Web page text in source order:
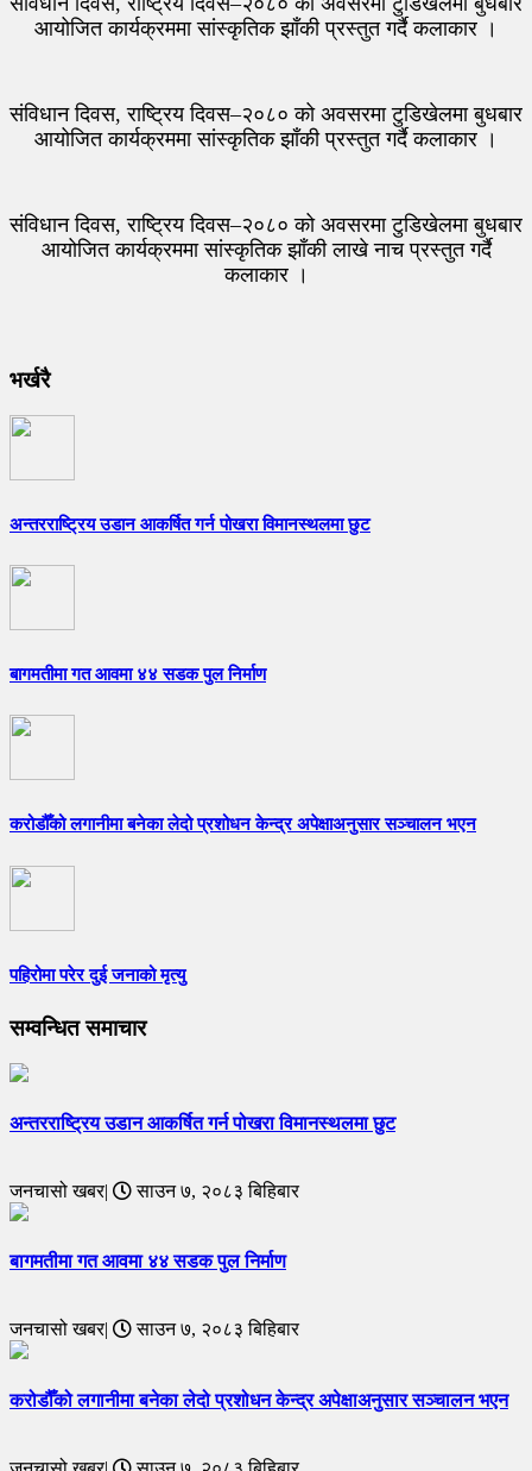
आयोजित कार्यक्रममा सांस्कृतिक झाँकी प्रस्तुत गर्दै कलाकार ।
संविधान दिवस, राष्ट्रिय दिवस–२०८० को अवसरमा टुडिखेलमा बुधबार
आयोजित कार्यक्रममा सांस्कृतिक झाँकी प्रस्तुत गर्दै कलाकार ।
संविधान दिवस, राष्ट्रिय दिवस–२०८० को अवसरमा टुडिखेलमा बुधबार
आयोजित कार्यक्रममा सांस्कृतिक झाँकी लाखे नाच प्रस्तुत गर्दै
कलाकार ।
भर्खरै
अन्तरराष्ट्रिय उडान आकर्षित गर्न पोखरा विमानस्थलमा छुट
बागमतीमा गत आवमा ४४ सडक पुल निर्माण
करोडौँको लगानीमा बनेका लेदो प्रशोधन केन्द्र अपेक्षाअनुसार सञ्चालन भएन
पहिरोमा परेर दुई जनाको मृत्यु
सम्वन्धित समाचार
अन्तरराष्ट्रिय उडान आकर्षित गर्न पोखरा विमानस्थलमा छुट
जनचासो खबर| साउन ७, २०८३ बिहिबार
बागमतीमा गत आवमा ४४ सडक पुल निर्माण
जनचासो खबर| साउन ७, २०८३ बिहिबार
करोडौँको लगानीमा बनेका लेदो प्रशोधन केन्द्र अपेक्षाअनुसार सञ्चालन भएन